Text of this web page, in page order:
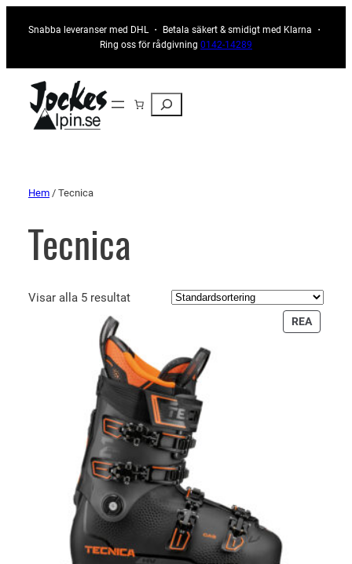
Snabba leveranser med DHL ・ Betala säkert & smidigt med Klarna ・
Ring oss för rådgivning 0142-14289
Sök
Hem / Tecnica
Tecnica
Visar alla 5 resultat
REA
PÅ